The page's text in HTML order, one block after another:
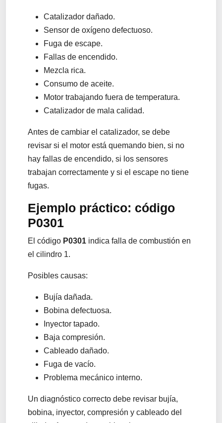
Catalizador dañado.
Sensor de oxígeno defectuoso.
Fuga de escape.
Fallas de encendido.
Mezcla rica.
Consumo de aceite.
Motor trabajando fuera de temperatura.
Catalizador de mala calidad.
Antes de cambiar el catalizador, se debe
revisar si el motor está quemando bien, si no
hay fallas de encendido, si los sensores
trabajan correctamente y si el escape no tiene
fugas.
Ejemplo práctico: código
P0301
El código P0301 indica falla de combustión en
el cilindro 1.
Posibles causas:
Bujía dañada.
Bobina defectuosa.
Inyector tapado.
Baja compresión.
Cableado dañado.
Fuga de vacío.
Problema mecánico interno.
Un diagnóstico correcto debe revisar bujía,
bobina, inyector, compresión y cableado del